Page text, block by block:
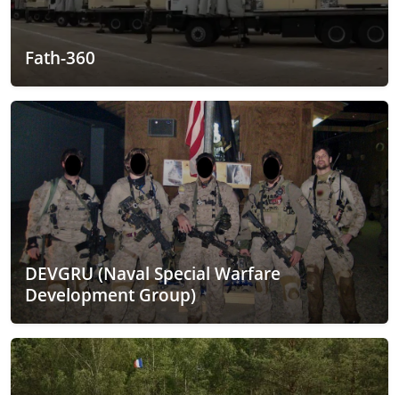
Fath-360
DEVGRU (Naval Special Warfare
Development Group)